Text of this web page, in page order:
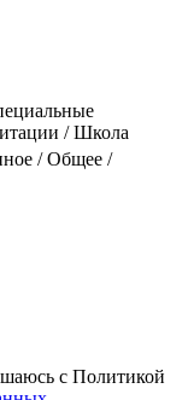
/ Школа
/ Общее /
с Политикой